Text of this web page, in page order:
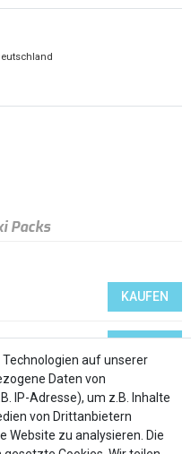
Packs
KAUFEN
ARTIKEL ANZEIGEN
auf unserer
Daten von
IP-Adresse), um z.B. Inhalte
von Drittanbietern
zu analysieren. Die